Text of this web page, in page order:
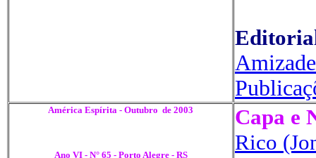
América Espírita - Outubro de 2003
Ano VI - N° 65 - Porto Alegre - RS
Capa e
Rico